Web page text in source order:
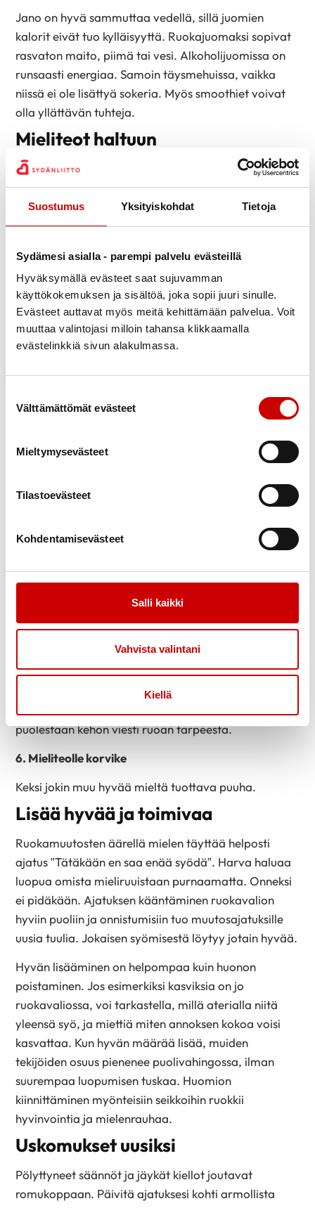
Suostumus Yksityiskohdat Tietoja
Sydämesi asialla - parempi palvelu evästeillä
Hyväksymällä evästeet saat sujuvamman
käyttökokemuksen ja sisältöä, joka sopii juuri sinulle.
Evästeet auttavat myös meitä kehittämään palvelua. Voit
muuttaa valintojasi milloin tahansa klikkaamalla
evästelinkkiä sivun alakulmassa.
Välttämättömät evästeet
Mieltymysevästeet
Tilastoevästeet
Kohdentamisevästeet
Salli kaikki
Vahvista valintani
Kiellä
Jano on hyvä sammuttaa vedellä, sillä juomien
kalorit eivät tuo kylläisyyttä. Ruokajuomaksi sopivat
rasvaton maito, piimä tai vesi. Alkoholijuomissa on
runsaasti energiaa. Samoin täysmehuissa, vaikka
niissä ei ole lisättyä sokeria. Myös smoothiet voivat
olla yllättävän tuhteja.
Mieliteot haltuun
Mieliteot saattavat olla viesti liian vähäisestä
syömisestä, väsymyksestä, stressistä tai virikkeiden
tarpeesta. Mielitekojen ilmaantumista voi ehkäistä
tai miettiä ennaltakeinojaniiden selättämiseen.
Poimi omat vinkkisi:
1. Syö säännöllisesti
Kehon tarpeet täyttävä, riittävä syöminen vähentää
mielitekojen ilmaantumista.
myötä. Nuku ja lepää riittävästi.
Kylläisenä alttius houkuttaville herkuille pienenee.
Ostoslista helpottaa myös suunnitelmassa pysymistä.
Pidäesilläkasviksia ja hedelmiä. Näin niitä tulee
kerrallaan sen hetkiseen tarpeeseen.
5. Nälkä vai mieliteko?
Mielihaluun ei tarvitse reagoida heti. Sitä voi
tunnustella hetken aikaa: mihin mielihalu kehittyy ja
laantuuko se ajan oloon. Mieliteot kestävät noin 15
minuuttia ja laimenevat sen jälkeen. Nälkä on
puolestaan kehon viesti ruoan tarpeesta.
6. Mieliteolle korvike
Keksi jokin muu hyvää mieltä tuottava puuha.
Lisää hyvää ja toimivaa
Ruokamuutosten äärellä mielen täyttää helposti
ajatus ”Tätäkään en saa enää syödä”. Harva haluaa
luopua omista mieliruuistaan purnaamatta. Onneksi
ei pidäkään. Ajatuksen kääntäminen ruokavalion
hyviin puoliin ja onnistumisiin tuo muutosajatuksille
uusia tuulia. Jokaisen syömisestä löytyy jotain hyvää.
Hyvän lisääminen on helpompaa kuin huonon
poistaminen. Jos esimerkiksi kasviksia on jo
ruokavaliossa, voi tarkastella, millä aterialla niitä
yleensä syö, ja miettiä miten annoksen kokoa voisi
kasvattaa. Kun hyvän määrää lisää, muiden
tekijöiden osuus pienenee puolivahingossa, ilman
suurempaa luopumisen tuskaa. Huomion
kiinnittäminen myönteisiin seikkoihin ruokkii
hyvinvointia ja mielenrauhaa.
Uskomukset uusiksi
Pölyttyneet säännöt ja jäykät kiellot joutavat
romukoppaan. Päivitä ajatuksesi kohti armollista